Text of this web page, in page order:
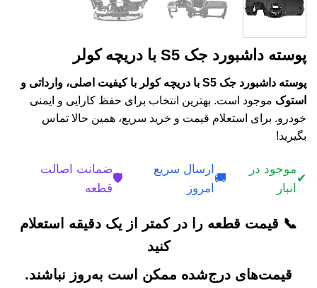
پوسته داشبورد جک S5 با دریچه کولر
پوسته داشبورد جک S5 با دریچه کولر با کیفیت اصلی، وارداتی و
استوک موجود است. بهترین انتخاب برای حفظ کارایی و ایمنی
خودرو. برای استعلام قیمت و خرید سریع، همین حالا تماس
بگیرید!
✔
موجود در
انبار
🚚
ارسال سریع
امروز
🛡️
ضمانت اصالت
قطعه
📞 قیمت قطعه را در کمتر از یک دقیقه استعلام
کنید
قیمت‌های درج‌شده ممکن است به‌روز نباشند.